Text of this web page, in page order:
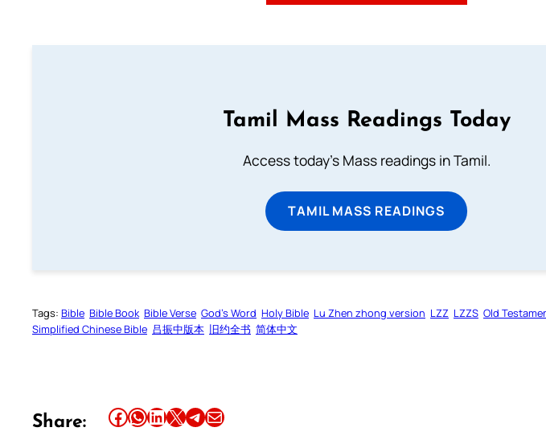
Tamil Mass Readings Today
Access today's Mass readings in Tamil.
TAMIL MASS READINGS
Tags: Bible Bible Book Bible Verse God’s Word Holy Bible Lu Zhen zhong version LZZ LZZS Old
Simplified Chinese Bible 吕振中版本 旧约全书 简体中文
Share: Share this article on Facebook Share this article on WhatsApp Share this article on LinkedIn Share this article on X Share this article on TelegramEmail this Article